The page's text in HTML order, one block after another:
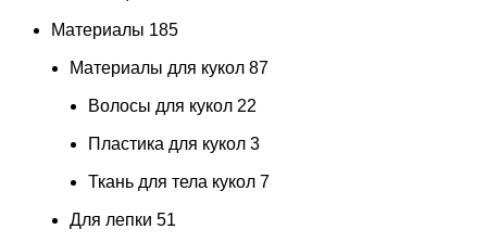
Материалы 185
Материалы для кукол 87
Волосы для кукол 22
Пластика для кукол 3
Ткань для тела кукол 7
Для лепки 51